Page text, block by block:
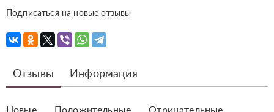
Подписаться на новые отзывы
Отзывы Информация
Новые Положительные Отрицательные